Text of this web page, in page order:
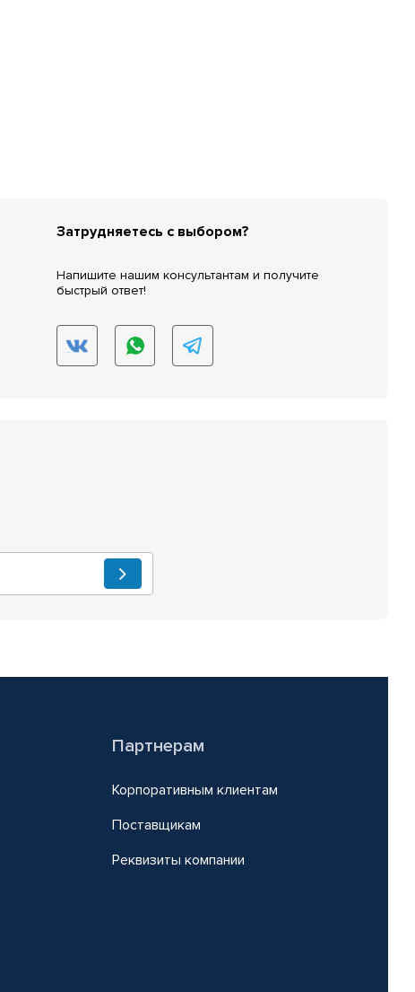
Затрудняетесь с выбором?
Напишите нашим консультантам и получите
быстрый ответ!
Партнерам
Корпоративным клиентам
Поставщикам
Реквизиты компании